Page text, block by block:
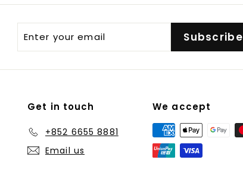
Subscribe
Get in touch
+852 6655 8881
Email us
We accept